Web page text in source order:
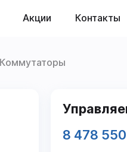
Акции Контакты
Коммутаторы
8 478